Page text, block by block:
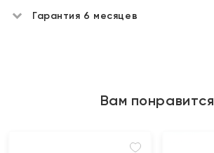
Гарантия 6 месяцев
Вам понравится